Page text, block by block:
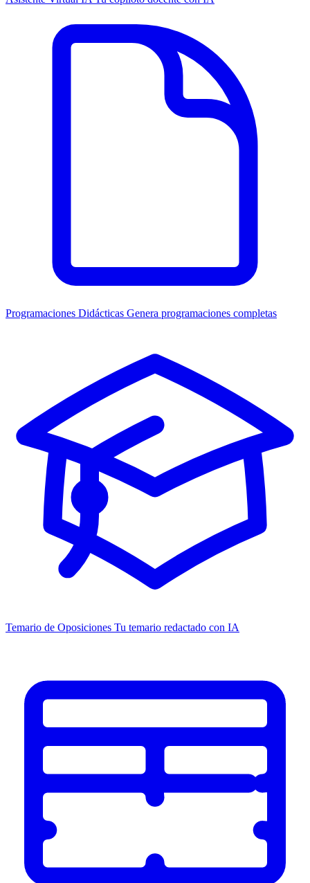
Programaciones Didácticas Genera programaciones completas
Temario de Oposiciones Tu temario redactado con IA